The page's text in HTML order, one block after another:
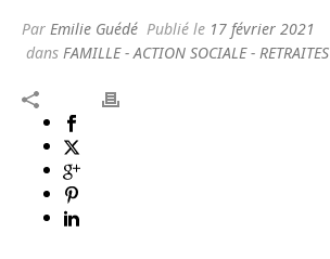
Par Emilie Guédé Publié le 17 février 2021
dans FAMILLE - ACTION SOCIALE - RETRAITES